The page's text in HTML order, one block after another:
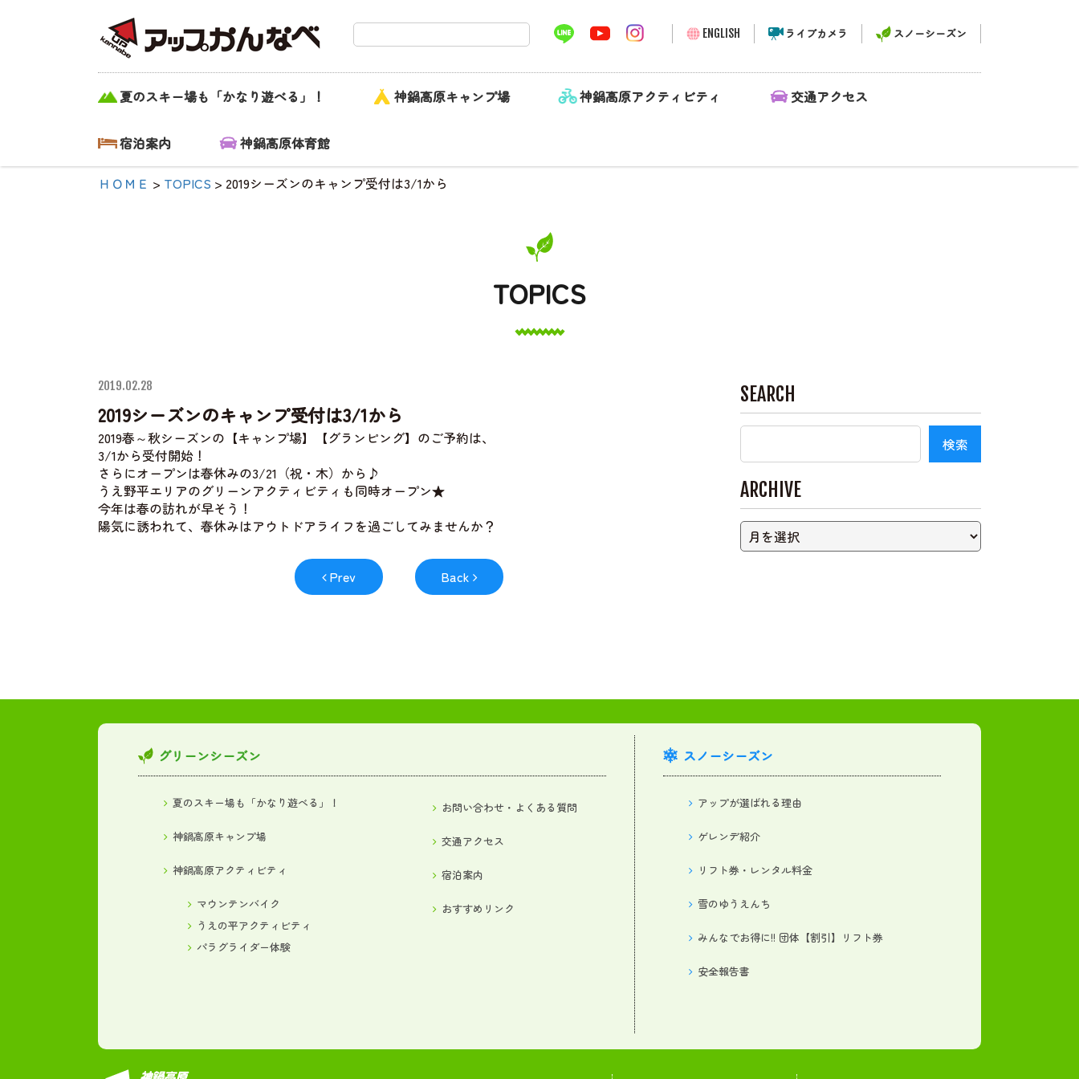
2019シーズンの
キャンプ受付は
3/1から|【公式】
アップかんなべ
ENGLISH ライブカメラ スノーシーズン
夏のスキー場も「かなり遊べる」！ 神鍋高原キャンプ場 神鍋高原アクティビティ 交通アクセス
宿泊案内 神鍋高原体育館
ＨＯＭＥ > TOPICS > 2019シーズンのキャンプ受付は3/1から
TOPICS
2019.02.28
2019シーズンのキャンプ受付は3/1から
2019春～秋シーズンの【キャンプ場】【グランピング】のご予約は、
3/1から受付開始！
さらにオープンは春休みの3/21（祝・木）から♪
うえ野平エリアのグリーンアクティビティも同時オープン★
今年は春の訪れが早そう！
陽気に誘われて、春休みはアウトドアライフを過ごしてみませんか？
Prev Back
SEARCH
ARCHIVE
グリーンシーズン
夏のスキー場も「かなり遊べる」！
神鍋高原キャンプ場
神鍋高原アクティビティ
マウンテンバイク
うえの平アクティビティ
パラグライダー体験
お問い合わせ・よくある質問
交通アクセス
宿泊案内
おすすめリンク
スノーシーズン
アップが選ばれる理由
ゲレンデ紹介
リフト券・レンタル料金
雪のゆうえんち
みんなでお得に!! 団体【割引】リフト券
安全報告書